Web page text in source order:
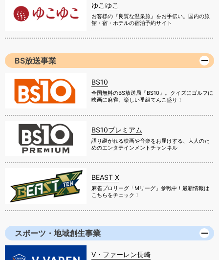
ゆこゆこ
お客様の『良質な温泉旅』をお手伝い。国内の旅
館・宿・ホテルの宿泊予約サイト
BS放送事業
BS10
全国無料のBS放送局『BS10』。クイズにゴルフに
映画に麻雀、楽しい番組てんこ盛り！
BS10プレミアム
語り継がれる映画や音楽をお届けする、大人のた
めのエンタテインメントチャンネル
BEAST X
麻雀プロリーグ「Mリーグ」参戦中！最新情報は
こちらをチェック！
スポーツ・地域創生事業
V・ファーレン長崎